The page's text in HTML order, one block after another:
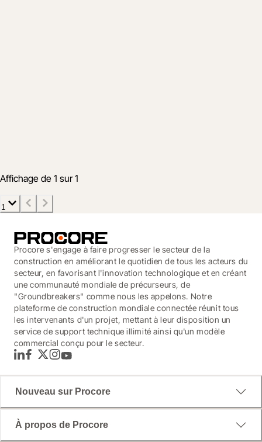
Affichage de 1 sur 1
1
Procore s'engage à faire progresser le secteur de la
construction en améliorant le quotidien de tous les acteurs du
secteur, en favorisant l'innovation technologique et en créant
une communauté mondiale de précurseurs, de
"Groundbreakers" comme nous les appelons. Notre
plateforme de construction mondiale connectée réunit tous
les intervenants d'un projet, mettant à leur disposition un
service de support technique illimité ainsi qu'un modèle
commercial conçu pour le secteur.
LinkedInFacebook
TwitterInstagram
YouTube
Nouveau sur Procore
À propos de Procore